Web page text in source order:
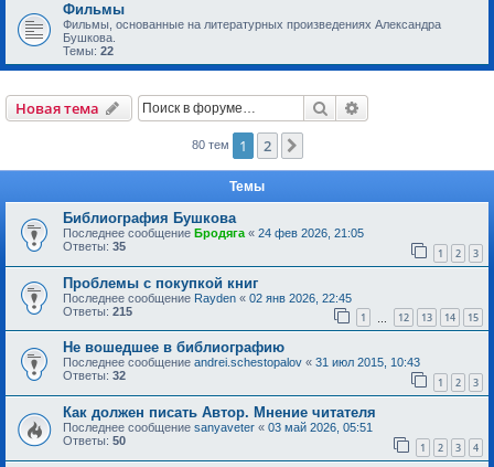
Фильмы
Фильмы, основанные на литературных произведениях Александра
Бушкова.
Темы: 22
Новая тема Поиск
80 тем 1 2
Темы
Библиография Бушкова
Последнее сообщение Бродяга « 24 фев 2026, 21:05
Ответы: 35 1 2 3
Проблемы с покупкой книг
Последнее сообщение Rayden « 02 янв 2026, 22:45
Ответы: 215 1 12 13 14 15
Не вошедшее в библиографию
Последнее сообщение andrei.schestopalov « 31 июл 2015, 10:43
Ответы: 32 1 2 3
Как должен писать Автор. Мнение читателя
Последнее сообщение sanyaveter « 03 май 2026, 05:51
Ответы: 50 1 2 3 4